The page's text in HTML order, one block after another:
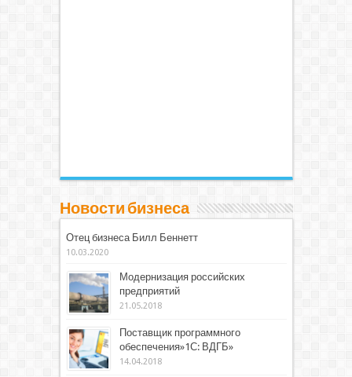
Новости бизнеса
Отец бизнеса Билл Беннетт
10.03.2020
Модернизация российских
предприятий
21.05.2018
Поставщик программного
обеспечения»1С: ВДГБ»
14.04.2018